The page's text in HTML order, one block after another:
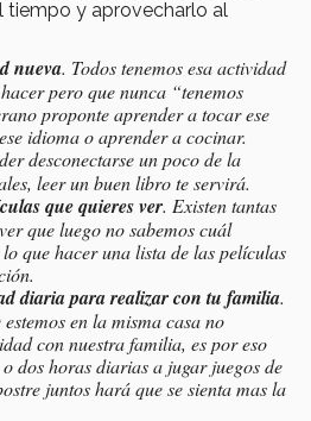
tiempo y aprovecharlo al
nueva. Todos tenemos esa actividad
pero que nunca “tenemos
proponte aprender a tocar ese
idioma o aprender a cocinar.
desconectarse un poco de la
leer un buen libro te servirá.
que quieres ver. Existen tantas
que luego no sabemos cuál
que hacer una lista de las películas
diaria para realizar con tu familia.
en la misma casa no
con nuestra familia, es por eso
dos horas diarias a jugar juegos de
juntos hará que se sienta mas la